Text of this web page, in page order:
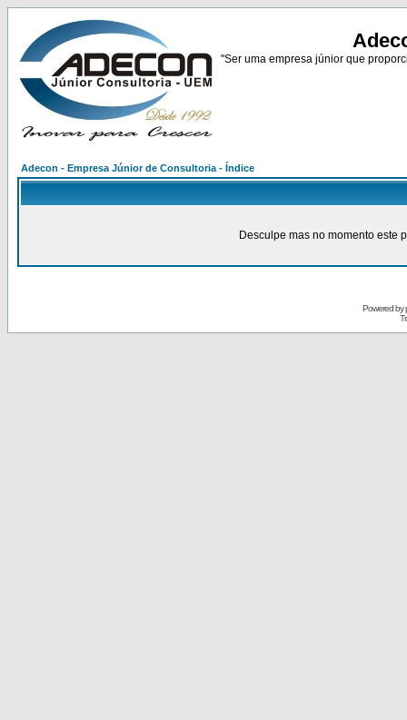
"Ser uma empresa júnior que
Adecon - Empresa Júnior de Consultoria - Índice
Desculpe mas no momento este
Powered by